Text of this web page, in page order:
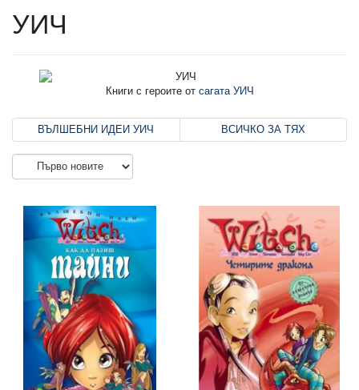
УИЧ
Книги с героите от сагата УИЧ
ВЪЛШЕБНИ ИДЕИ УИЧ ВСИЧКО ЗА ТЯХ